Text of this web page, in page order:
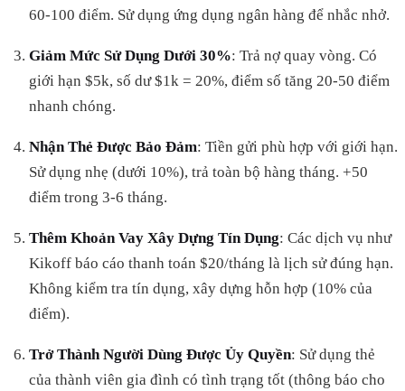
60-100 điểm. Sử dụng ứng dụng ngân hàng để nhắc nhở.
Giảm Mức Sử Dụng Dưới 30%: Trả nợ quay vòng. Có
giới hạn $5k, số dư $1k = 20%, điểm số tăng 20-50 điểm
nhanh chóng.
Nhận Thẻ Được Bảo Đảm: Tiền gửi phù hợp với giới hạn.
Sử dụng nhẹ (dưới 10%), trả toàn bộ hàng tháng. +50
điểm trong 3-6 tháng.
Thêm Khoản Vay Xây Dựng Tín Dụng: Các dịch vụ như
Kikoff báo cáo thanh toán $20/tháng là lịch sử đúng hạn.
Không kiểm tra tín dụng, xây dựng hỗn hợp (10% của
điểm).
Trở Thành Người Dùng Được Ủy Quyền: Sử dụng thẻ
của thành viên gia đình có tình trạng tốt (thông báo cho